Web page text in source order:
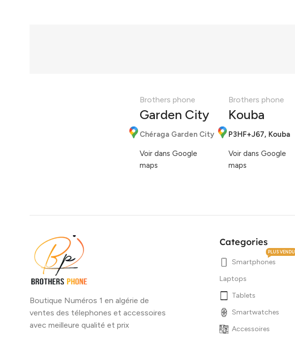
Brothers phone
Garden City
Chéraga Garden City
Voir dans Google
maps
Brothers phone
Kouba
P3HF+J67, Kouba
Voir dans Google
maps
Boutique Numéros 1 en algérie de
ventes des télephones et accessoires
avec meilleure qualité et prix
Categories
Smartphones
PLUS VENDU
Laptops
Tablets
Smartwatches
Accessoires